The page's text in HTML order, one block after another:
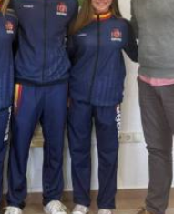
‘Los Pinos’ estrechan
lúdico-deportivas
Ciudadana